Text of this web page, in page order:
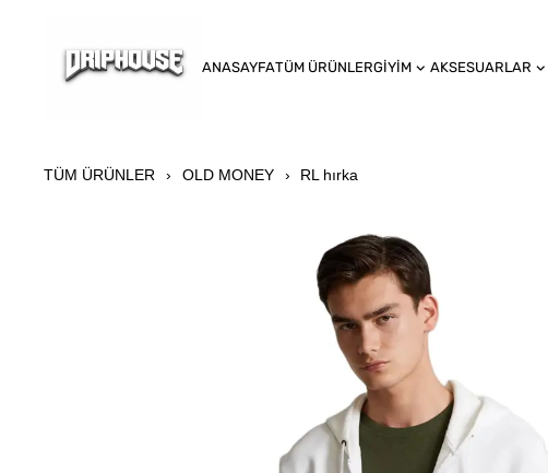
ANASAYFATÜM ÜRÜNLERGİYİM AKSESUARLAR
TÜM ÜRÜNLER OLD MONEY RL hırka